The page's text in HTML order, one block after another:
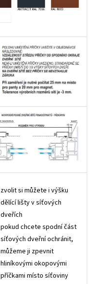
zvolit si můžete i výšku
dělící lišty v síťových
dveřích
pokud chcete spodní část
síťových dveřní ochránit,
můžeme ji zpevnit
hliníkovými okopovými
příčkami místo síťoviny